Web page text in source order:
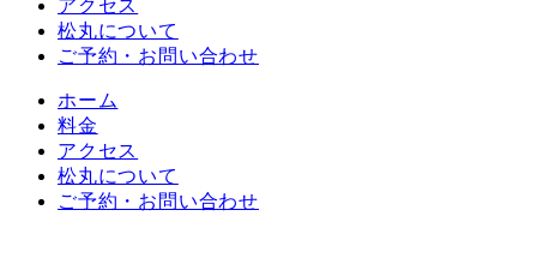
アクセス
松丸について
ご予約・お問い合わせ
ホーム
料金
アクセス
松丸について
ご予約・お問い合わせ